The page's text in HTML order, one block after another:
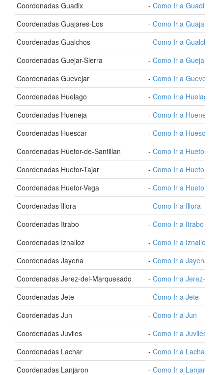
- Coordenadas Guadix
- Como Ir a Guadix
- Coordenadas Guajares-Los
- Como Ir a Guajares-
- Coordenadas Gualchos
- Como Ir a Gualchos
- Coordenadas Guejar-Sierra
- Como Ir a Guejar-
- Coordenadas Guevejar
- Como Ir a Guevejar
- Coordenadas Huelago
- Como Ir a Huelago
- Coordenadas Hueneja
- Como Ir a Hueneja
- Coordenadas Huescar
- Como Ir a Huescar
- Coordenadas Huetor-de-Santillan
- Como Ir a Huetor-
- Coordenadas Huetor-Tajar
- Como Ir a Huetor-
- Coordenadas Huetor-Vega
- Como Ir a Huetor-
- Coordenadas Illora
- Como Ir a Illora
- Coordenadas Itrabo
- Como Ir a Itrabo
- Coordenadas Iznalloz
- Como Ir a Iznalloz
- Coordenadas Jayena
- Como Ir a Jayena
- Coordenadas Jerez-del-Marquesado
- Como Ir a Jerez-del-
- Coordenadas Jete
- Como Ir a Jete
- Coordenadas Jun
- Como Ir a Jun
- Coordenadas Juviles
- Como Ir a Juviles
- Coordenadas Lachar
- Como Ir a Lachar
- Coordenadas Lanjaron
- Como Ir a Lanjaron